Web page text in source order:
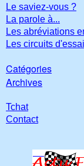
Le saviez-vous ?
La parole à...
Les abréviations
Les circuits
Catégories
Archives
Tchat
Contact